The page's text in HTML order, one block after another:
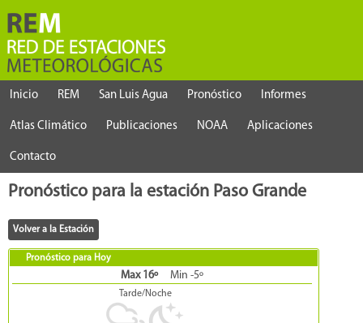
Inicio REM San Luis Agua Pronóstico Informes
Atlas Climático Publicaciones NOAA Aplicaciones
Contacto
Pronóstico para la estación Paso Grande
Pronóstico para Hoy
Max 16º Min -5º
Tarde/Noche